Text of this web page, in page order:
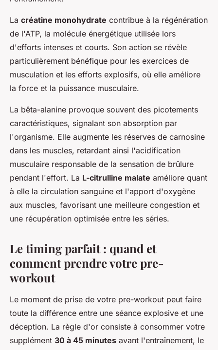
La créatine monohydrate contribue à la régénération
de l'ATP, la molécule énergétique utilisée lors
d'efforts intenses et courts. Son action se révèle
particulièrement bénéfique pour les exercices de
musculation et les efforts explosifs, où elle améliore
la force et la puissance musculaire.
La bêta-alanine provoque souvent des picotements
caractéristiques, signalant son absorption par
l'organisme. Elle augmente les réserves de carnosine
dans les muscles, retardant ainsi l'acidification
musculaire responsable de la sensation de brûlure
pendant l'effort. La L-citrulline malate améliore quant
à elle la circulation sanguine et l'apport d'oxygène
aux muscles, favorisant une meilleure congestion et
une récupération optimisée entre les séries.
Le timing parfait : quand et
comment prendre votre pre-
workout
Le moment de prise de votre pre-workout peut faire
toute la différence entre une séance explosive et une
déception. La règle d'or consiste à consommer votre
supplément 30 à 45 minutes avant l'entraînement, le